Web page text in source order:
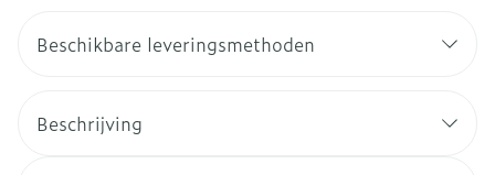
Beschikbare leveringsmethoden
Beschrijving